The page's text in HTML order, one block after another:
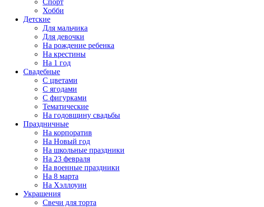
Спорт
Хобби
Детские
Для мальчика
Для девочки
На рождение ребенка
На крестины
На 1 год
Свадебные
С цветами
С ягодами
С фигурками
Тематические
На годовщину свадьбы
Праздничные
На корпоратив
На Новый год
На школьные праздники
На 23 февраля
На военные праздники
На 8 марта
На Хэллоуин
Украшения
Свечи для торта